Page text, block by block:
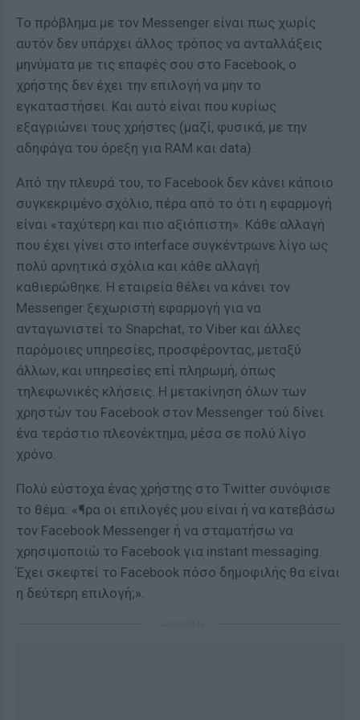
Το πρόβλημα με τον Messenger είναι πως χωρίς
αυτόν δεν υπάρχει άλλος τρόπος να ανταλλάξεις
μηνύματα με τις επαφές σου στο Facebook, ο
χρήστης δεν έχει την επιλογή να μην το
εγκαταστήσει. Και αυτό είναι που κυρίως
εξαγριώνει τους χρήστες (μαζί, φυσικά, με την
αδηφάγα του όρεξη για RAM και data).
Από την πλευρά του, το Facebook δεν κάνει κάποιο
συγκεκριμένο σχόλιο, πέρα από το ότι η εφαρμογή
είναι «ταχύτερη και πιο αξιόπιστη». Κάθε αλλαγή
που έχει γίνει στο interface συγκέντρωνε λίγο ως
πολύ αρνητικά σχόλια και κάθε αλλαγή
καθιερώθηκε. Η εταιρεία θέλει να κάνει τον
Messenger ξεχωριστή εφαρμογή για να
ανταγωνιστεί το Snapchat, το Viber και άλλες
παρόμοιες υπηρεσίες, προσφέροντας, μεταξύ
άλλων, και υπηρεσίες επί πληρωμή, όπως
τηλεφωνικές κλήσεις. Η μετακίνηση όλων των
χρηστών του Facebook στον Messenger τού δίνει
ένα τεράστιο πλεονέκτημα, μέσα σε πολύ λίγο
χρόνο.
Πολύ εύστοχα ένας χρήστης στο Twitter συνόψισε
το θέμα: «¶ρα οι επιλογές μου είναι ή να κατεβάσω
τον Facebook Messenger ή να σταματήσω να
χρησιμοποιώ το Facebook για instant messaging.
Έχει σκεφτεί το Facebook πόσο δημοφιλής θα είναι
η δεύτερη επιλογή;».